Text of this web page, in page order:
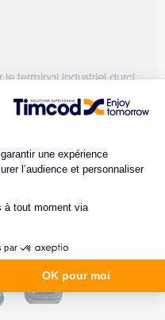
terminal industriel durci
de conseils ?